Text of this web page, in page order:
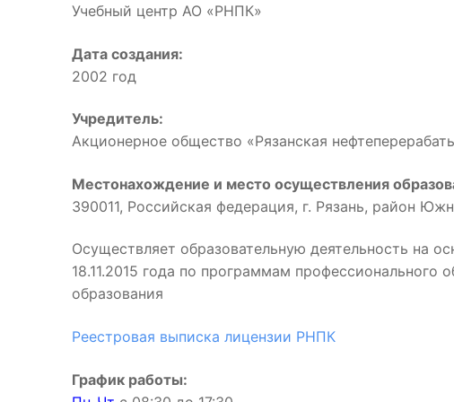
Учебный центр АО «РНПК»
Дата создания:
2002 год
Учредитель:
Акционерное общество «Рязанская
Местонахождение и место осуществления
390011, Российская федерация, г. Рязань, район
Осуществляет образовательную деятельность на
18.11.2015 года по программам профессионального
образования
Реестровая выписка лицензии РНПК
График работы: